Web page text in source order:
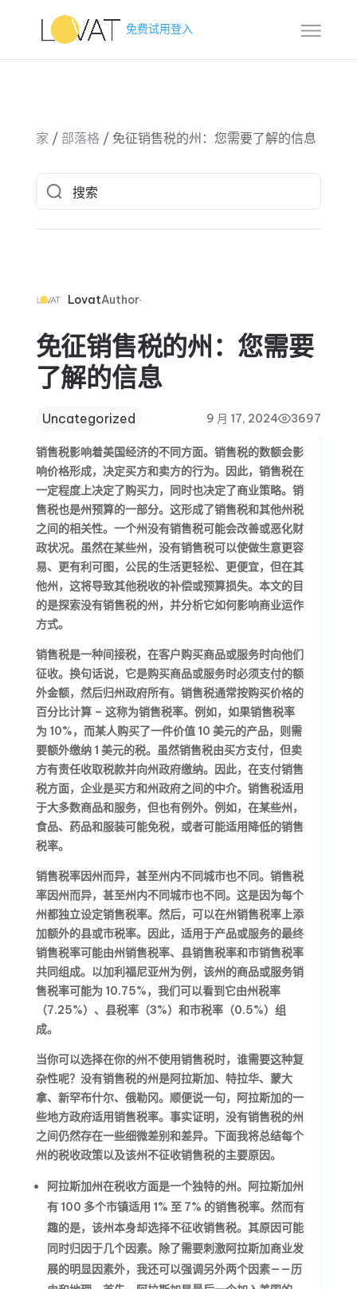
免费试用登入
家 / 部落格/ 免征销售税的州：您需要了解的信息
LovatAuthor
免征销售税的州：您需要
了解的信息
Uncategorized 9 月 17, 2024 3697
销售税影响着美国经济的不同方面。销售税的数额会影
响价格形成，决定买方和卖方的行为。因此，销售税在
一定程度上决定了购买力，同时也决定了商业策略。销
售税也是州预算的一部分。这形成了销售税和其他州税
之间的相关性。一个州没有销售税可能会改善或恶化财
政状况。虽然在某些州，没有销售税可以使做生意更容
易、更有利可图，公民的生活更轻松、更便宜，但在其
他州，这将导致其他税收的补偿或预算损失。本文的目
的是探索没有销售税的州，并分析它如何影响商业运作
方式。
销售税是一种间接税，在客户购买商品或服务时向他们
征收。换句话说，它是购买商品或服务时必须支付的额
外金额，然后归州政府所有。销售税通常按购买价格的
百分比计算 – 这称为销售税率。例如，如果销售税率
为 10%，而某人购买了一件价值 10 美元的产品，则需
要额外缴纳 1 美元的税。虽然销售税由买方支付，但卖
方有责任收取税款并向州政府缴纳。因此，在支付销售
税方面，企业是买方和州政府之间的中介。销售税适用
于大多数商品和服务，但也有例外。例如，在某些州，
食品、药品和服装可能免税，或者可能适用降低的销售
税率。
销售税率因州而异，甚至州内不同城市也不同。销售税
率因州而异，甚至州内不同城市也不同。这是因为每个
州都独立设定销售税率。然后，可以在州销售税率上添
加额外的县或市税率。因此，适用于产品或服务的最终
销售税率可能由州销售税率、县销售税率和市销售税率
共同组成。以加利福尼亚州为例，该州的商品或服务销
售税率可能为 10.75%，我们可以看到它由州税率
（7.25%）、县税率（3%）和市税率（0.5%）组
成。
当你可以选择在你的州不使用销售税时，谁需要这种复
杂性呢？没有销售税的州是阿拉斯加、特拉华、蒙大
拿、新罕布什尔、俄勒冈。顺便说一句，阿拉斯加的一
些地方政府适用销售税率。事实证明，没有销售税的州
之间仍然存在一些细微差别和差异。下面我将总结每个
州的税收政策以及该州不征收销售税的主要原因。
阿拉斯加州在税收方面是一个独特的州。阿拉斯加州
有 100 多个市镇适用 1% 至 7% 的销售税率。然而有
趣的是，该州本身却选择不征收销售税。其原因可能
同时归因于几个因素。除了需要刺激阿拉斯加商业发
展的明显因素外，我还可以强调另外两个因素——历